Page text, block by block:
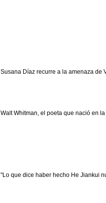
Susana Díaz recurre a la amenaza de
Walt Whitman, el poeta que nació en
"Lo que dice haber hecho He Jiankui